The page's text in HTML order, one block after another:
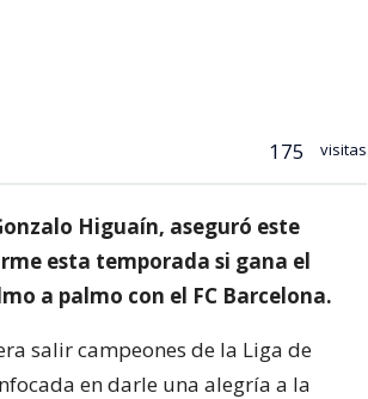
175 visitas
Higuaín, aseguró este
esta temporada si gana el
a palmo con el FC Barcelona.
salir campeones de la Liga de
en darle una alegría a la